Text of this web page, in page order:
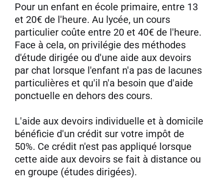
Pour un enfant en école primaire, entre 13
et 20€ de l'heure. Au lycée, un cours
particulier coûte entre 20 et 40€ de l'heure.
Face à cela, on privilégie des méthodes
d'étude dirigée ou d'une aide aux devoirs
par chat lorsque l'enfant n'a pas de lacunes
particulières et qu'il n'a besoin que d'aide
ponctuelle en dehors des cours.
L'aide aux devoirs individuelle et à domicile
bénéficie d'un crédit sur votre impôt de
50%. Ce crédit n'est pas appliqué lorsque
cette aide aux devoirs se fait à distance ou
en groupe (études dirigées).